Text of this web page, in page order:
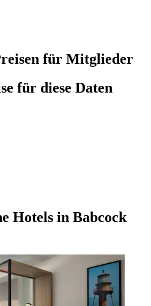
für Mitglieder
für diese Daten
Hotels in Babcock